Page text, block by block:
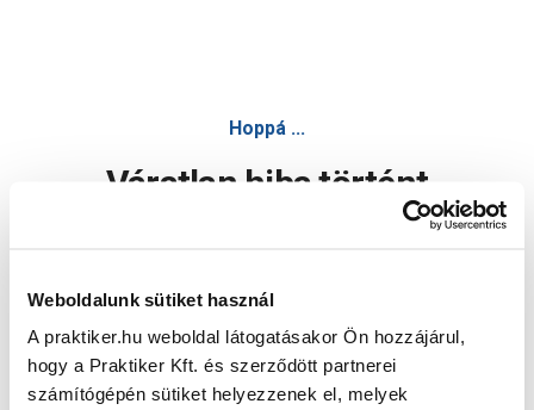
Weboldalunk sütiket használ
A praktiker.hu weboldal látogatásakor Ön hozzájárul,
hogy a Praktiker Kft. és szerződött partnerei
számítógépén sütiket helyezzenek el, melyek
Hoppá ...
Váratlan hiba történt
Oldal újratöltése